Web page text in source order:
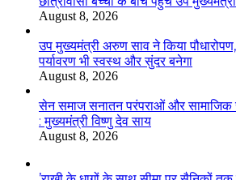
August 8, 2026
उप मुख्यमंत्री अरुण साव ने किया पौधारोपण,
पर्यावरण भी स्वस्थ और सुंदर बनेगा
August 8, 2026
सेन समाज सनातन परंपराओं और
: मुख्यमंत्री विष्णु देव साय
August 8, 2026